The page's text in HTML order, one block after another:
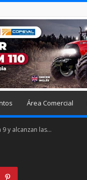
Área Comercial
y alcanzan las...